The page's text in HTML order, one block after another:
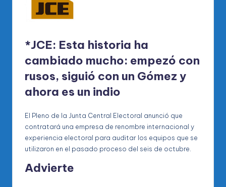
*JCE: Esta historia ha
cambiado mucho: empezó con
rusos, siguió con un Gómez y
ahora es un indio
El Pleno de la Junta Central Electoral anunció que
contratará una empresa de renombre internacional y
experiencia electoral para auditar los equipos que se
utilizaron en el pasado proceso del seis de octubre.
Advierte